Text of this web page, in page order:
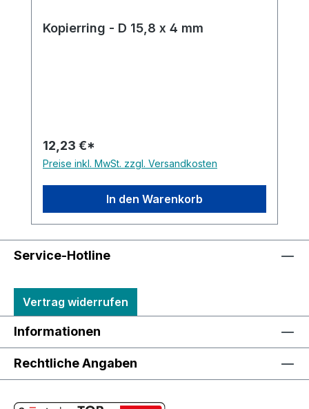
Kopierring - D 15,8 x 4 mm
12,23 €*
Preise inkl. MwSt. zzgl. Versandkosten
In den Warenkorb
Service-Hotline
Vertrag widerrufen
Informationen
Rechtliche Angaben